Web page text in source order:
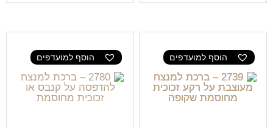
הוסף למועדפים הוסף למועדפים